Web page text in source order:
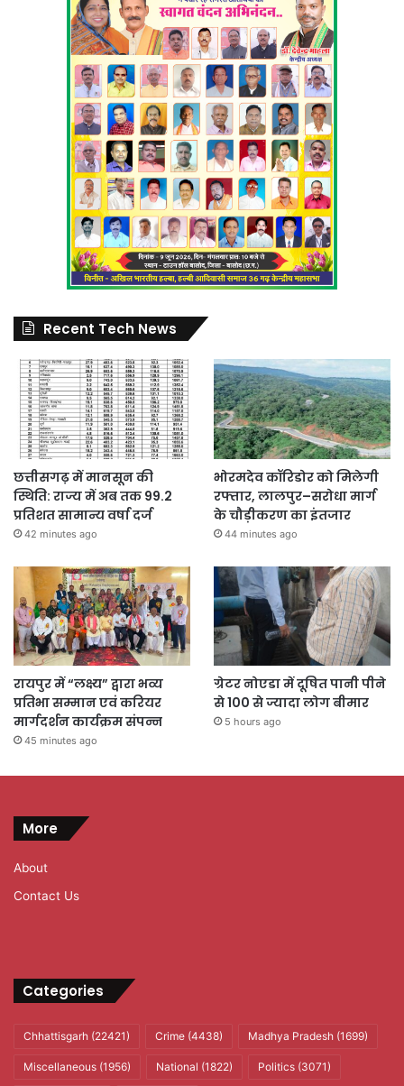
Recent Tech News
छत्तीसगढ़ में मानसून की
स्थिति: राज्य में अब तक 99.2
प्रतिशत सामान्य वर्षा दर्ज
42 minutes ago
भोरमदेव कॉरिडोर को मिलेगी
रफ्तार, लालपुर–सरोधा मार्ग
के चौड़ीकरण का इंतजार
44 minutes ago
रायपुर में “लक्ष्य” द्वारा भव्य
प्रतिभा सम्मान एवं करियर
मार्गदर्शन कार्यक्रम संपन्न
45 minutes ago
ग्रेटर नोएडा में दूषित पानी पीने
से 100 से ज्यादा लोग बीमार
5 hours ago
More
About
Contact Us
Categories
Chhattisgarh (22421) Crime (4438) Madhya Pradesh (1699)
Miscellaneous (1956) National (1822) Politics (3071)